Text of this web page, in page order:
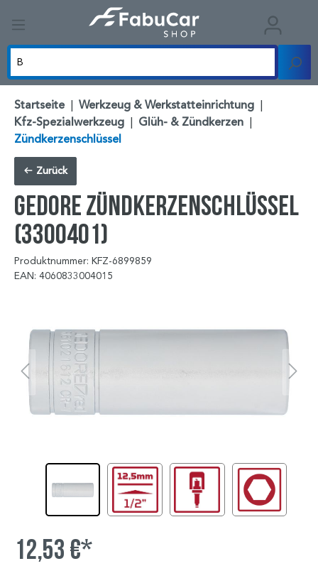
Startseite | Werkzeug & Werkstatteinrichtung |
Kfz-Spezialwerkzeug | Glüh- & Zündkerzen |
Zündkerzenschlüssel
Zurück
GEDORE Zündkerzenschlüssel
(3300401)
Produktnummer: KFZ-6899859
EAN: 4060833004015
12,53 €*